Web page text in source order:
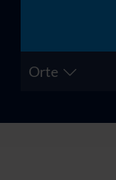
Orte